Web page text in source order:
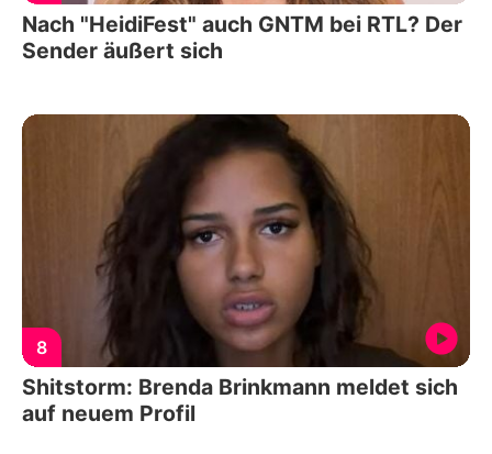
Nach "HeidiFest" auch GNTM bei RTL? Der
Sender äußert sich
8
Shitstorm: Brenda Brinkmann meldet sich
auf neuem Profil